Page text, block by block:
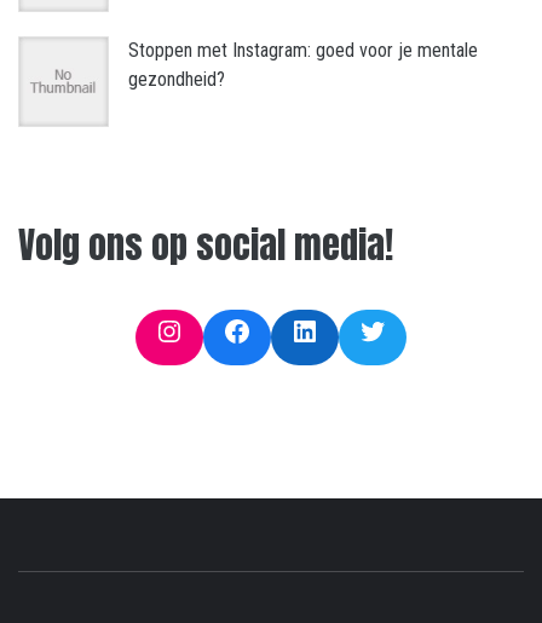
Stoppen met Instagram: goed voor je mentale
gezondheid?
Volg ons op social media!
InstagramFacebookLinkedInTwitter